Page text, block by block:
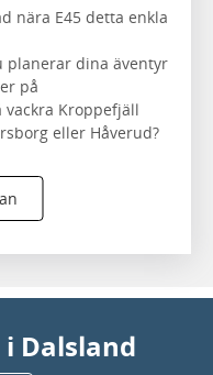
nära E45 detta enkla
planerar dina äventyr
på
Kroppefjäll
eller Håverud?
Dalsland